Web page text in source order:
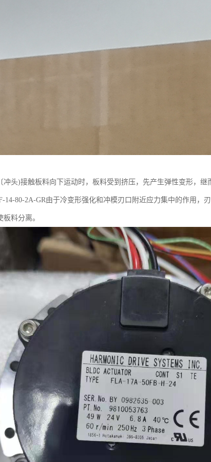
头)接触板料向下运动时，板料受到挤压，先产生弹性变形，继
14-80-2A-GR由于冷变形强化和冲模刃口附近应力集中的作用，
料分离。